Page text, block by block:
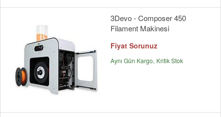
3Devo - Composer 450
Filament Makinesi
Fiyat Sorunuz
Aynı Gün Kargo Kritik Stok